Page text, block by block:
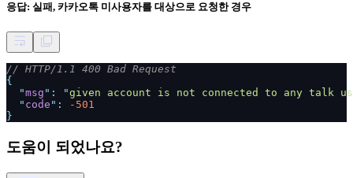
응답: 실패, 카카오톡 미사용자를 대상으로 요청한 경우
// HTTP/1.1 400 Bad Request
{
"msg ": "given account is not connected to any talk
" code ":
-501
}
도움이 되었나요?